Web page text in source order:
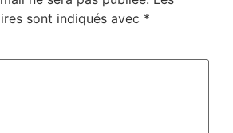
sont indiqués avec *